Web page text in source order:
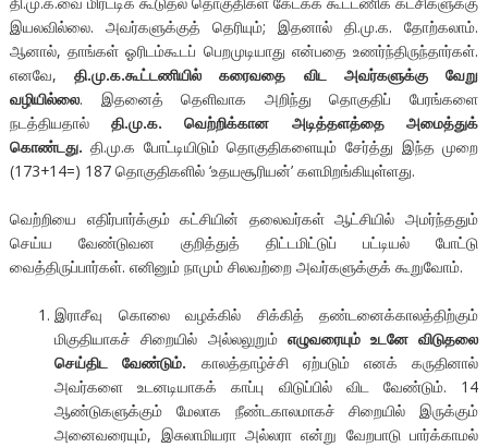
இயலவில்லை. அவர்களுக்குத் தெரியும்; இதனால் தி.மு.க. தோற்கலாம்.
ஆனால், தாங்கள் ஓரிடம்கூடப் பெறமுடியாது என்பதை உணர்ந்திருந்தார்கள்.
எனவே,தி.மு.க.கூட்டணியில் கரைவதை விட அவர்களுக்கு வேறு
வழியில்லை. இதனைத் தெளிவாக அறிந்து தொகுதிப் பேரங்களை
நடத்தியதால்தி.மு.க. வெற்றிக்கான அடித்தளத்தை அமைத்துக்
கொண்டது. தி.மு.க போட்டியிடும் தொகுதிகளையும் சேர்த்து இந்த முறை
(173+14=) 187 தொகுதிகளில் ‘உதயசூரியன்’ களமிறங்கியுள்ளது.
வெற்றியை எதிர்பார்க்கும் கட்சியின் தலைவர்கள் ஆட்சியில் அமர்ந்ததும்
செய்ய வேண்டுவன குறித்துத் திட்டமிட்டுப் பட்டியல் போட்டு
வைத்திருப்பார்கள். எனினும் நாமும் சிலவற்றை அவர்களுக்குக் கூறுவோம்.
இராசீவு கொலை வழக்கில் சிக்கித் தண்டனைக்காலத்திற்கும்
மிகுதியாகச் சிறையில் அல்லலுறும் எழுவரையும் உடனே விடுதலை
செய்திட வேண்டும். காலத்தாழ்ச்சி ஏற்படும் எனக் கருதினால்
அவர்களை உடனடியாகக் காப்பு விடுப்பில் விட வேண்டும். 14
ஆண்டுகளுக்கும் மேலாக நீண்டகாலமாகச் சிறையில் இருக்கும்
அனைவரையும், இசுலாமியரா அல்லரா என்று வேறபாடு பார்க்காமல்